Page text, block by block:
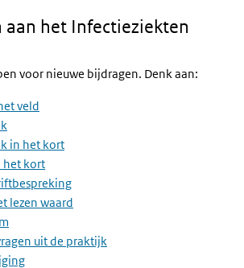
aan het Infectieziekten
voor nieuwe bijdragen. Denk aan:
veld
in het kort
het kort
lezen waard
uit de praktijk